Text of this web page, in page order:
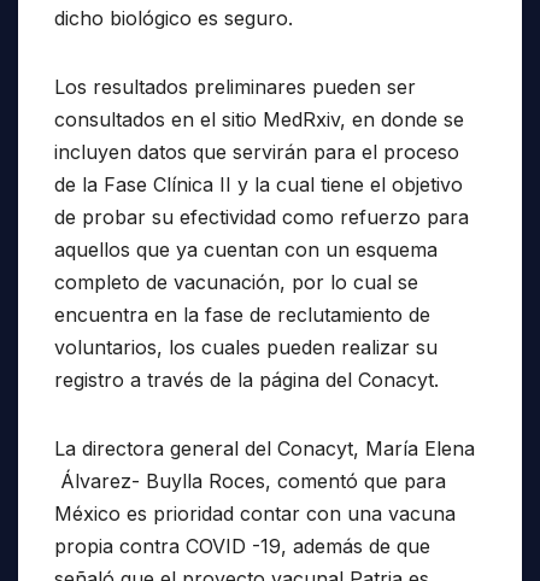
dicho biológico es seguro.
Los resultados preliminares pueden ser
consultados en el sitio MedRxiv, en donde se
incluyen datos que servirán para el proceso
de la Fase Clínica II y la cual tiene el objetivo
de probar su efectividad como refuerzo para
aquellos que ya cuentan con un esquema
completo de vacunación, por lo cual se
encuentra en la fase de reclutamiento de
voluntarios, los cuales pueden realizar su
registro a través de la página del Conacyt.
La directora general del Conacyt, María Elena
Álvarez- Buylla Roces, comentó que para
México es prioridad contar con una vacuna
propia contra COVID -19, además de que